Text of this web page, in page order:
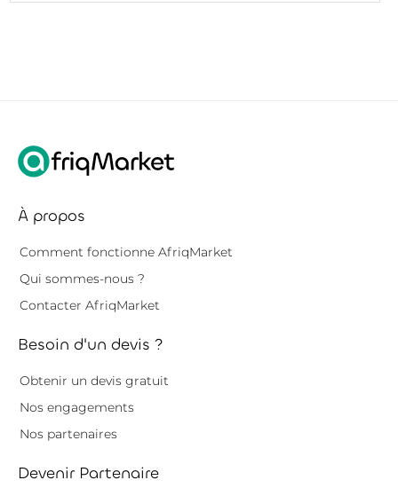
À propos
Comment fonctionne AfriqMarket
Qui sommes-nous ?
Contacter AfriqMarket
Besoin d'un devis ?
Obtenir un devis gratuit
Nos engagements
Nos partenaires
Devenir Partenaire